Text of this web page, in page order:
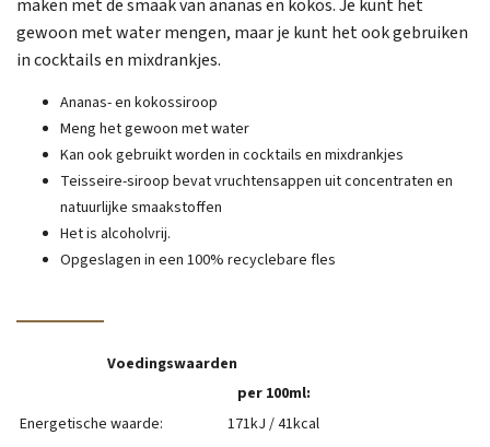
maken met de smaak van ananas en kokos. Je kunt het
gewoon met water mengen, maar je kunt het ook gebruiken
in cocktails en mixdrankjes.
Ananas- en kokossiroop
Meng het gewoon met water
Kan ook gebruikt worden in cocktails en mixdrankjes
Teisseire-siroop bevat vruchtensappen uit concentraten en
natuurlijke smaakstoffen
Het is alcoholvrij.
Opgeslagen in een 100% recyclebare fles
Voedingswaarden
per 100ml:
Energetische waarde:
171kJ / 41kcal